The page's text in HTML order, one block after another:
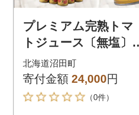
プレミアム完熟トマ
トジュース〔無塩〕1
90g×30缶 数種類のト
マトをブレンド n-007
9
北海道沼田町
寄付金額 24,000円
（0件）